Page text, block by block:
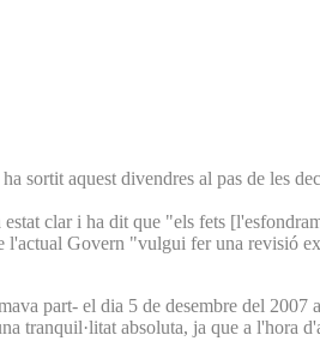
aquest divendres al pas de les
clar i ha dit que "els fets
Govern "vulgui fer una revisió
part- el dia 5 de desembre del
tranquil·litat absoluta, ja que a l'hora